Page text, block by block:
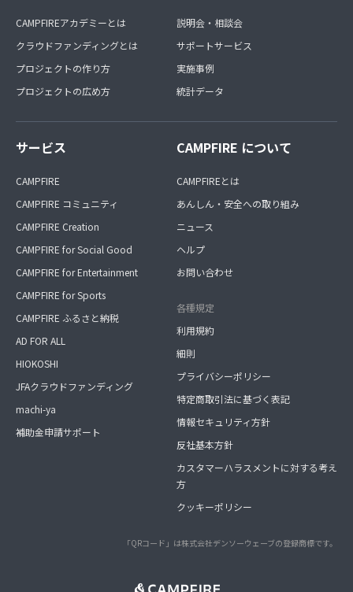
CAMPFIREアカデミーとは
クラウドファンディングとは
プロジェクトの作り方
プロジェクトの広め方
説明会・相談会
サポートサービス
実施事例
統計データ
サービス
CAMPFIRE
CAMPFIRE コミュニティ
CAMPFIRE Creation
CAMPFIRE for Social Good
CAMPFIRE for Entertainment
CAMPFIRE for Sports
CAMPFIRE ふるさと納税
AD FOR ALL
HIOKOSHI
JFAクラウドファンディング
machi-ya
補助金申請サポート
CAMPFIRE について
CAMPFIREとは
あんしん・安全への取り組み
ニュース
ヘルプ
お問い合わせ
各種規定
利用規約
細則
プライバシーポリシー
特定商取引法に基づく表記
情報セキュリティ方針
反社基本方針
カスタマーハラスメントに対する考え
方
クッキーポリシー
「QRコード」は株式会社デンソーウェーブの登録商標です。